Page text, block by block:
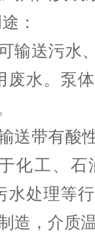
：
输送污水
废水。泵
送带有酸
化工、
水处理等
造，介质